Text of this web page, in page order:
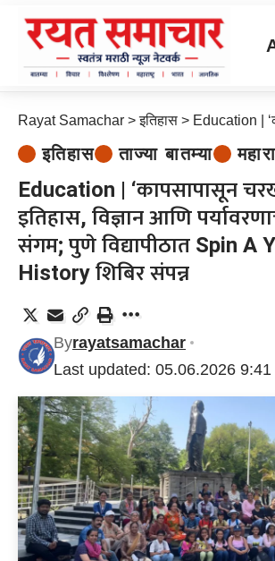
Rayat Samachar >इतिहास > Education | ‘कापसापासून चरख्यापर्यंत’ इतिहास, विज्ञान आणि
इतिहास ताज्या बातम्या
Education | ‘कापसापासून
इतिहास, विज्ञान आणि
संगम; पुणे विद्यापीठात Spin A
History शिबिर संपन्न
Last updated: 05.06.2026 9:41
Byrayatsamachar